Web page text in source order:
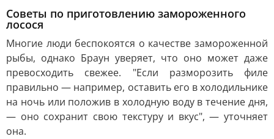
Советы по приготовлению замороженного
лосося
Многие люди беспокоятся о качестве замороженной
рыбы, однако Браун уверяет, что оно может даже
превосходить свежее. "Если разморозить филе
правильно — например, оставить его в холодильнике
на ночь или положив в холодную воду в течение дня,
— оно сохранит свою текстуру и вкус", — уточняет
она.